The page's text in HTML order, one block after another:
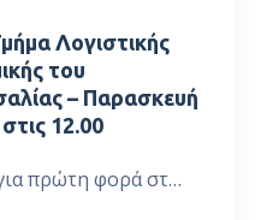
Λογιστικής
του
– Παρασκευή
12.00
πρώτη φορά στ…